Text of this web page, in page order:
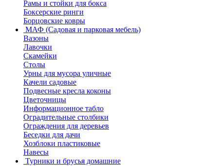
Рамы и стойки для бокса
Боксерские ринги
Борцовские ковры
МАФ (Садовая и парковая мебель)
Вазоны
Лавочки
Скамейки
Столы
Урны для мусора уличные
Качели садовые
Подвесные кресла коконы
Цветочницы
Информационное табло
Оградительные столбики
Ограждения для деревьев
Беседки для дачи
Хозблоки пластиковые
Навесы
Турники и брусья домашние